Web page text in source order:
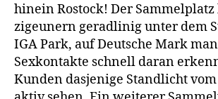
hinein Rostock! Der
zigeunern geradlinig unter dem
IGA Park, auf Deutsche Mark
Sexkontakte schnell daran
Kunden dasjenige Standlicht